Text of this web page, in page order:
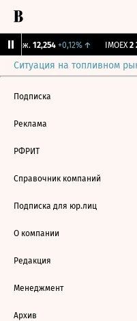
Бирж. 12,254 +0,12%↑ IMOEX 2
Ситуация на топливном
Подписка
Реклама
РФРИТ
Справочник компаний
Подписка для юр.лиц
О компании
Редакция
Менеджмент
Архив